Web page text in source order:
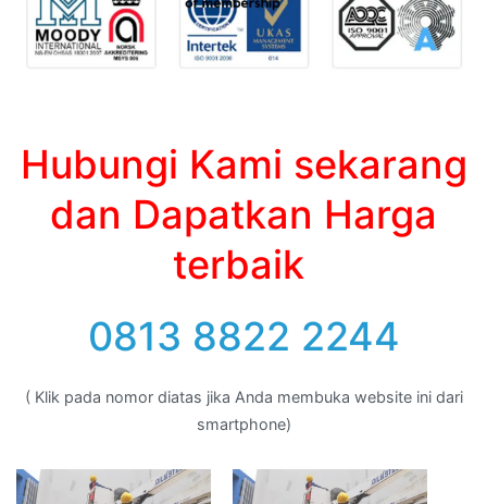
Hubungi Kami sekarang
dan Dapatkan Harga
terbaik
0813 8822 2244
( Klik pada nomor diatas jika Anda membuka website ini dari
smartphone)